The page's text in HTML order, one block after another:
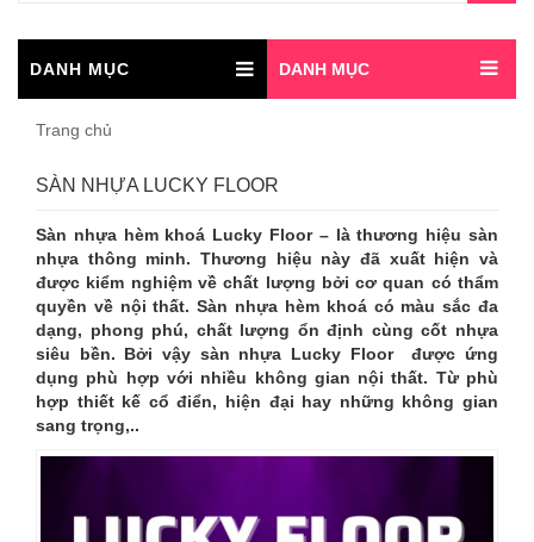
DANH MỤC DANH MỤC
Trang chủ
SÀN NHỰA LUCKY FLOOR
Sàn nhựa hèm khoá Lucky Floor – là thương hiệu sàn
nhựa thông minh. Thương hiệu này đã xuất hiện và
được kiểm nghiệm về chất lượng bởi cơ quan có thẩm
quyền về nội thất. Sàn nhựa hèm khoá có màu sắc đa
dạng, phong phú, chất lượng ổn định cùng cốt nhựa
siêu bền. Bởi vậy sàn nhựa Lucky Floor được ứng
dụng phù hợp với nhiều không gian nội thất. Từ phù
hợp thiết kế cổ điển, hiện đại hay những không gian
sang trọng,..